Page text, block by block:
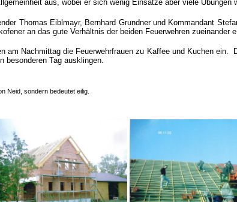
aus, wobei er sich wenig Einsätze aber viele Übungen
Thomas Eiblmayr, Bernhard Grundner und Kommandant
an das gute Verhältnis der beiden Feuerwehren zueinander
am Nachmittag die Feuerwehrfrauen zu Kaffee und Kuchen ein.
besonderen Tag ausklingen.
Neid, sondern bedeutet eilig.